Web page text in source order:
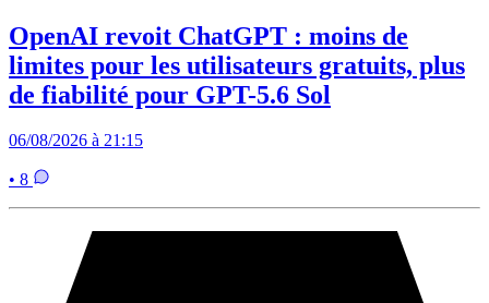
OpenAI revoit ChatGPT : moins de
limites pour les utilisateurs gratuits, plus
de fiabilité pour GPT-5.6 Sol
06/08/2026 à 21:15
• 8